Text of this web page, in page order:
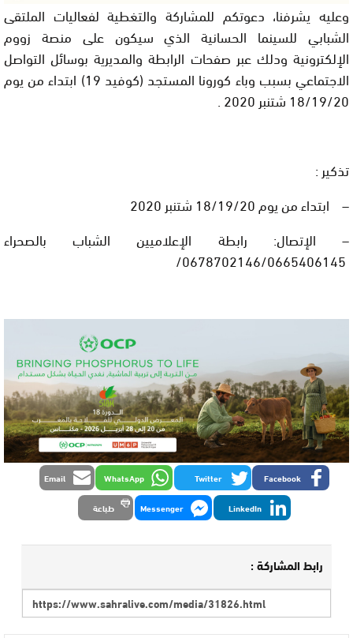
وعليه يشرفنا، دعوتكم للمشاركة والتغطية لفعاليات الملتقى
الشبابي للسينما الحسانية الذي سيكون على منصة زووم
الإلكترونية ودلك عبر صفحات الرابطة والمديرية بوسائل التواصل
الاجتماعي بسبب وباء كورونا المستجد (كوفيد 19) ابتداء من يوم
18/19/20 شتنبر 2020 .
تذكير :
– ابتداء من يوم 18/19/20 شتنبر 2020
– الإتصال: رابطة الإعلاميين الشباب بالصحراء
Facebook
Twitter
WhatsApp
Email
LinkedIn
Messenger طباعة
رابط المشاركة :